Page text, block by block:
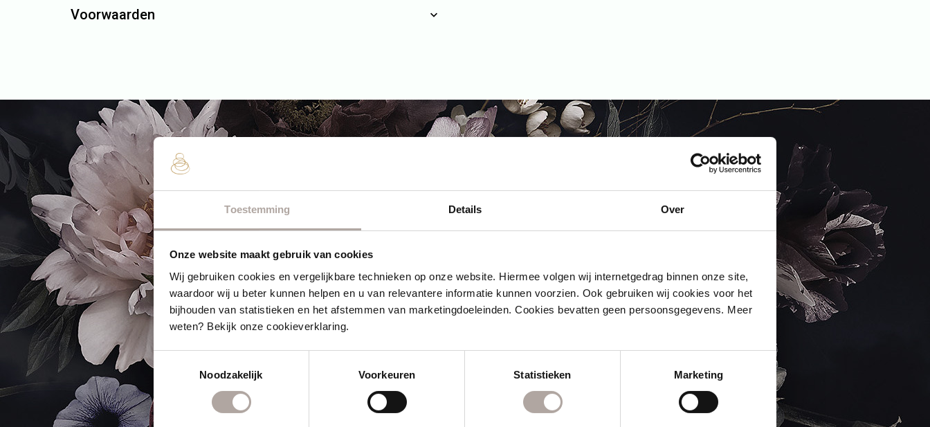
Toestemming Details Over
Onze website maakt gebruik van cookies
Wij gebruiken cookies en vergelijkbare technieken op onze website. Hiermee volgen wij internetgedrag binnen onze site,
waardoor wij u beter kunnen helpen en u van relevantere informatie kunnen voorzien. Ook gebruiken wij cookies voor het
bijhouden van statistieken en het afstemmen van marketingdoeleinden. Cookies bevatten geen persoonsgegevens. Meer
weten? Bekijk onze cookieverklaring.
Noodzakelijk
Voorkeuren Statistieken Marketing
Voorwaarden